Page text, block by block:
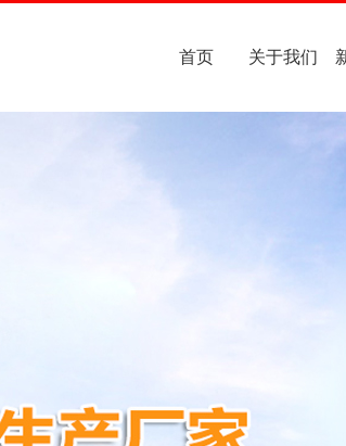
首页 关于我们